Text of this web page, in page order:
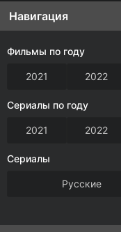
Навигация
Фильмы по году
2021 2022
Сериалы по году
2021 2022
Сериалы
Русские